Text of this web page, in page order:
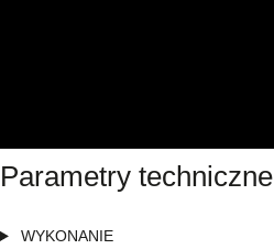
Parametry techniczne
WYKONANIE